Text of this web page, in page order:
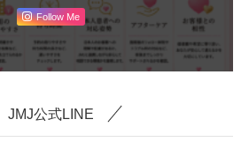
Follow Me
JMJ公式LINE